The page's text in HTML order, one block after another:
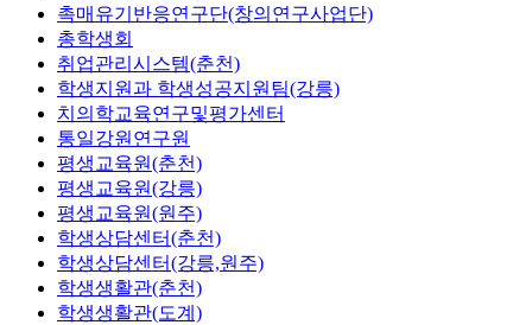
촉매유기반응연구단(창의연구사업단)
총학생회
취업관리시스템(춘천)
학생지원과 학생성공지원팀(강릉)
치의학교육연구및평가센터
통일강원연구원
평생교육원(춘천)
평생교육원(강릉)
평생교육원(원주)
학생상담센터(춘천)
학생상담센터(강릉,원주)
학생생활관(춘천)
학생생활관(도계)